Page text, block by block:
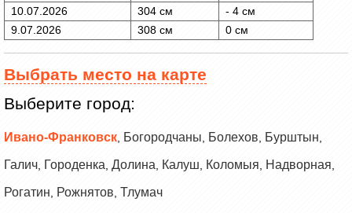
10.07.2026
304 см
- 4 см
9.07.2026
308 см 0 см
Выбрать место на карте
Выберите город:
Ивано-Франковск Богородчаны Болехов Бурштын
Галич Городенка Долина Калуш Коломыя Надворная
Рогатин Рожнятов Тлумач